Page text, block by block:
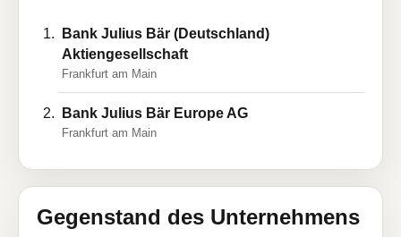
Bank Julius Bär (Deutschland)
Aktiengesellschaft
Frankfurt am Main
Bank Julius Bär Europe AG
Frankfurt am Main
Gegenstand des Unternehmens